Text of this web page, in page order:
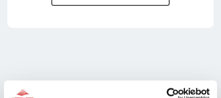
Patrocinadors migranodearena